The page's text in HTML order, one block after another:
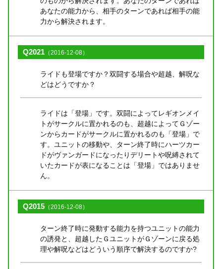
あなたの能力から、相手のターンであれば相手の能
力から解決されます。
Q2021 （2016-12-08）
ライドも登場ですか？双闘する場合や超越、解呪な
どはどうですか？
ライドは「登場」です。双闘によってレギオンメイ
トがサークルに置かれるのも、超越によってＧゾー
ンからカードがサークルに置かれるのも「登場」で
す。ユニットの移動や、ターン終了時にハーツカー
ドがヴァンガードになったりデリートや呪縛されて
いたカードが表になることは「登場」ではありませ
ん。
Q2015 （2016-12-08）
ターン終了時に発動する能力を持つユニットの能力
の誘発と、超越したＧユニットがＧゾーンに戻る処
理や解呪などはどういう順序で解決するのですか?